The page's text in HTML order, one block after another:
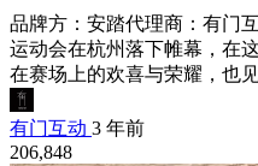
品牌方：安踏代理商：有门
运动会在杭州落下帷幕，在
在赛场上的欢喜与荣耀，也
有门互动 3 年前
206,848